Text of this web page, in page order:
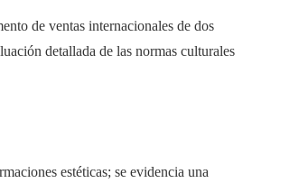
de ventas internacionales de dos
detallada de las normas culturales
estéticas; se evidencia una